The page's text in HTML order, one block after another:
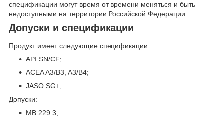
спецификации могут время от времени меняться и быть
недоступными на территории Российской Федерации.
Допуски и спецификации
Продукт имеет следующие спецификации:
API SN/CF;
ACEA A3/B3, A3/B4;
JASO SG+;
Допуски:
MB 229.3;